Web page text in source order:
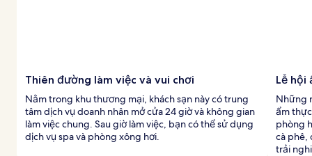
Thiên đường làm việc và vui chơi
Nằm trong khu thương mại, khách sạn này có trung
tâm dịch vụ doanh nhân mở cửa 24 giờ và không gian
làm việc chung. Sau giờ làm việc, bạn có thể sử dụng
dịch vụ spa và phòng xông hơi.
Lễ hội
Những
ẩm
phòng
cà phê,
trải